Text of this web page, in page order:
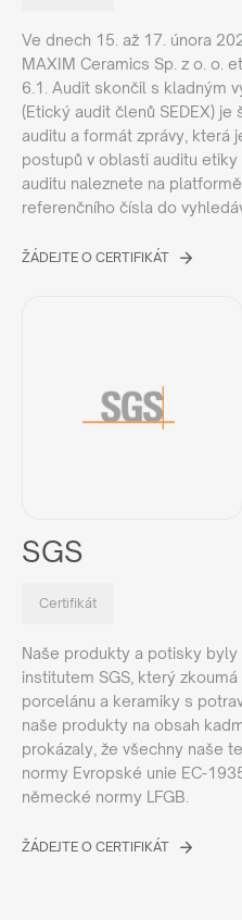
Ve dnech 15. až 17. února
MAXIM Ceramics Sp. z o. o.
6.1. Audit skončil s kladným
(Etický audit členů SEDEX)
auditu a formát zprávy, která
postupů v oblasti auditu
auditu naleznete na
referenčního čísla do
ŽÁDEJTE O CERTIFIKÁT
SGS
Certifikát
Naše produkty a potisky byly
institutem SGS, který
porcelánu a keramiky s
naše produkty na obsah
prokázaly, že všechny naše
normy Evropské unie EC-
německé normy LFGB.
ŽÁDEJTE O CERTIFIKÁT